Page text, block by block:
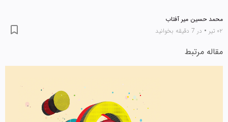
محمد حسین میر آفتاب
۰۲ تیر
• در 7 دقیقه بخوانید
مقاله مرتبط